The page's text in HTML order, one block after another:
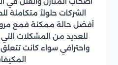
الشركات حلولاً متكاملة
أفضل حالة ممكنة فمع
للعديد من المشكلات
واحترافي سواء كانت تتعلق